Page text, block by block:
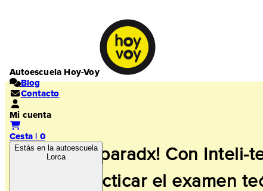
Autoescuela Hoy-Voy
Blog
Contacto
Mi cuenta
Cesta | 0
Estás en la autoescuela
Lorca
¡Súper preparadx! Con Inteli-
podrás practicar el examen